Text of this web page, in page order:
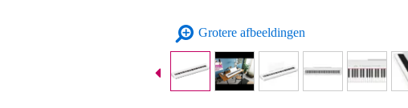
Grotere afbeeldingen